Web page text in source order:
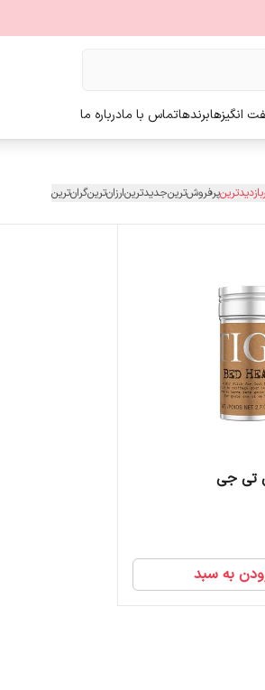
انگیزهابرندهاتماس با مادرباره ما
پرفروش‌ترینجدیدترینارزان‌ترینگران‌ترین
تی جی
به سبد